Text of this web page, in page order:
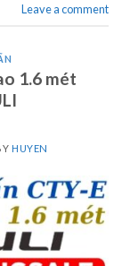
Leave a comment
1.6 mét
HUYEN